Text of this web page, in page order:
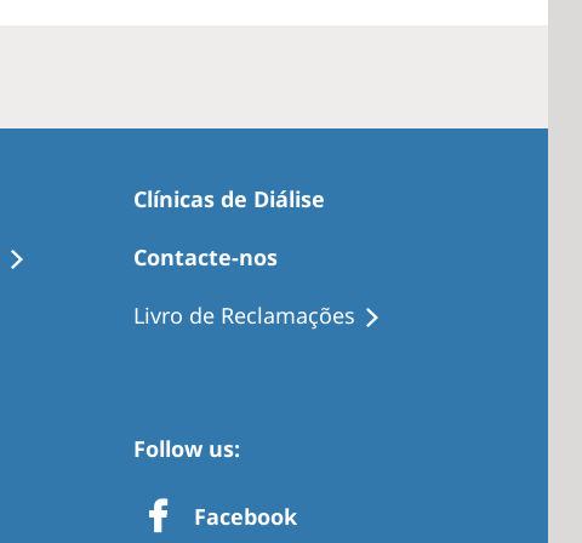
Clínicas de Diálise
Contacte-nos
Livro de Reclamações
Follow us:
Facebook